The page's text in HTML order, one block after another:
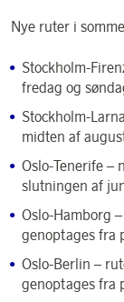
Nye ruter i
Stockholm-
fredag og
Stockholm-
midten af
Oslo-Tenerife –
slutningen af
Oslo-Hamborg
genoptages fra
Oslo-Berlin –
genoptages fra